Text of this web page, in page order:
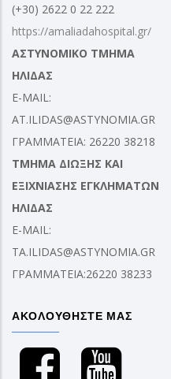
(+30) 2622 0 22 222
https://amaliadahospital.gr/
ΑΣΤΥΝΟΜΙΚΟ ΤΜΗΜΑ
ΗΛΙΔΑΣ
E-MAIL:
AT.ILIDAS@ASTYNOMIA.GR
ΓΡΑΜΜΑΤΕΙΑ: 26220 38218
ΤΜΗΜΑ ΔΙΩΞΗΣ ΚΑΙ
ΕΞΙΧΝΙΑΣΗΣ ΕΓΚΛΗΜΑΤΩΝ
ΗΛΙΔΑΣ
E-MAIL:
TA.ILIDAS@ASTYNOMIA.GR
ΓΡΑΜΜΑΤΕΙΑ:26220 38233
ΑΚΟΛΟΥΘΗΣΤΕ ΜΑΣ